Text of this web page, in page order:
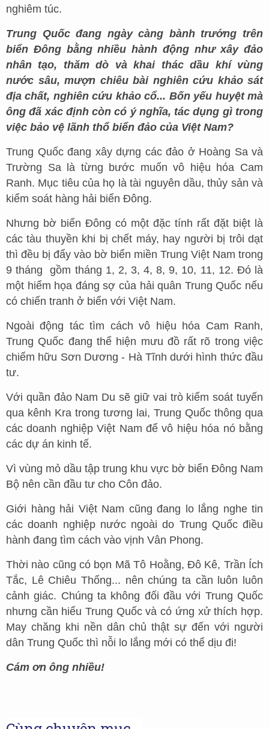
nghiêm túc.
Trung Quốc đang ngày càng bành trướng trên
biển Đông bằng nhiều hành động như xây đảo
nhân tạo, thăm dò và khai thác dầu khí vùng
nước sâu, mượn chiêu bài nghiên cứu khảo sát
địa chất, nghiên cứu khảo cổ... Bốn yếu huyệt mà
ông đã xác định còn có ý nghĩa, tác dụng gì trong
việc bảo vệ lãnh thổ biển đảo của Việt Nam?
Trung Quốc đang xây dựng các đảo ở Hoàng Sa và
Trường Sa là từng bước muốn vô hiệu hóa Cam
Ranh. Mục tiêu của họ là tài nguyên dầu, thủy sản và
kiểm soát hàng hải biển Đông.
Nhưng bờ biển Đông có một đặc tính rất đặt biệt là
các tàu thuyền khi bị chết máy, hay người bị trôi dạt
thì đều bị đẩy vào bờ biển miền Trung Việt Nam trong
9 tháng gồm tháng 1, 2, 3, 4, 8, 9, 10, 11, 12. Đó là
một hiểm họa đáng sợ của hải quân Trung Quốc nếu
có chiến tranh ở biển với Việt Nam.
Ngoài động tác tìm cách vô hiệu hóa Cam Ranh,
Trung Quốc đang thể hiện mưu đồ rất rõ trong việc
chiếm hữu Sơn Dương - Hà Tĩnh dưới hình thức đầu
tư.
Với quần đảo Nam Du sẽ giữ vai trò kiểm soát tuyến
qua kênh Kra trong tương lai, Trung Quốc thông qua
các doanh nghiệp Việt Nam để vô hiệu hóa nó bằng
các dự án kinh tế.
Vì vùng mỏ dầu tập trung khu vực bờ biển Đông Nam
Bộ nên cần đầu tư cho Côn đảo.
Giới hàng hải Việt Nam cũng đang lo lắng nghe tin
các doanh nghiệp nước ngoài do Trung Quốc điều
hành đang tìm cách vào vịnh Vân Phong.
Thời nào cũng có bọn Mã Tô Hoằng, Đô Kê, Trần Ích
Tắc, Lê Chiêu Thống... nên chúng ta cần luôn luôn
cảnh giác. Chúng ta không đối đầu với Trung Quốc
nhưng cần hiểu Trung Quốc và có ứng xử thích hợp.
May chăng khi nền dân chủ thật sự đến với người
dân Trung Quốc thì nỗi lo lắng mới có thể dịu đi!
Cám ơn ông nhiều!